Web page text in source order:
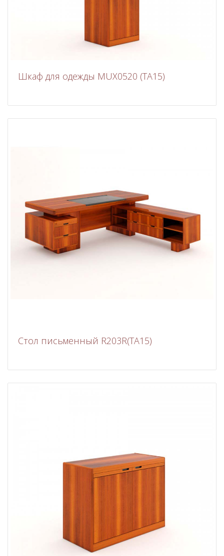
Шкаф для одежды MUX0520 (ТА15)
Стол письменный R203R(TA15)